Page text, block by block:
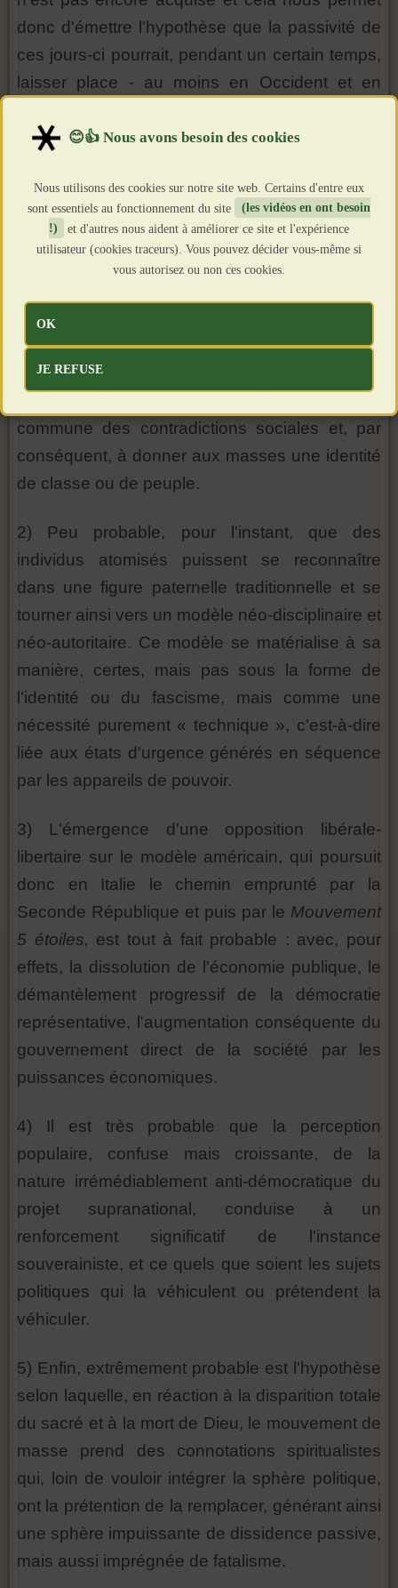
donc d'émettre l'hypothèse que la passivité de
ces jours-ci pourrait, pendant un certain temps,
laisser place - au moins en Occident et en
social et d'insurrection.
Il s'agit de comprendre quelles pourraient être
les caractéristiques de cette nouvelle forme de
mobilisation populaire. Je crois, en effet, que
l'on peut émettre les hypothèses suivantes, que
probabilité.
1) Extrêmement improbable, aujourd'hui, est
commune des contradictions sociales et, par
conséquent, à donner aux masses une identité
de classe ou de peuple.
2) Peu probable, pour l'instant, que des
individus atomisés puissent se reconnaître
dans une figure paternelle traditionnelle et se
tourner ainsi vers un modèle néo-disciplinaire et
néo-autoritaire. Ce modèle se matérialise à sa
manière, certes, mais pas sous la forme de
l'identité ou du fascisme, mais comme une
nécessité purement « technique », c'est-à-dire
liée aux états d'urgence générés en séquence
par les appareils de pouvoir.
3) L'émergence d'une opposition libérale-
libertaire sur le modèle américain, qui poursuit
donc en Italie le chemin emprunté par la
Seconde République et puis par le Mouvement
5 étoiles, est tout à fait probable : avec, pour
effets, la dissolution de l'économie publique, le
démantèlement progressif de la démocratie
représentative, l'augmentation conséquente du
gouvernement direct de la société par les
puissances économiques.
4) Il est très probable que la perception
populaire, confuse mais croissante, de la
nature irrémédiablement anti-démocratique du
projet supranational, conduise à un
renforcement significatif de l'instance
souverainiste, et ce quels que soient les sujets
politiques qui la véhiculent ou prétendent la
véhiculer.
5) Enfin, extrêmement probable est l'hypothèse
selon laquelle, en réaction à la disparition totale
du sacré et à la mort de Dieu, le mouvement de
masse prend des connotations spiritualistes
qui, loin de vouloir intégrer la sphère politique,
ont la prétention de la remplacer, générant ainsi
une sphère impuissante de dissidence passive,
mais aussi imprégnée de fatalisme.
Nous utilisons des cookies sur notre site web. Certains d'entre eux
sont essentiels au fonctionnement du site
(les vidéos en ont besoin
!)
et d'autres nous aident à améliorer ce site et l'expérience
utilisateur (cookies traceurs). Vous pouvez décider vous-même si
vous autorisez ou non ces cookies.
OK
JE REFUSE